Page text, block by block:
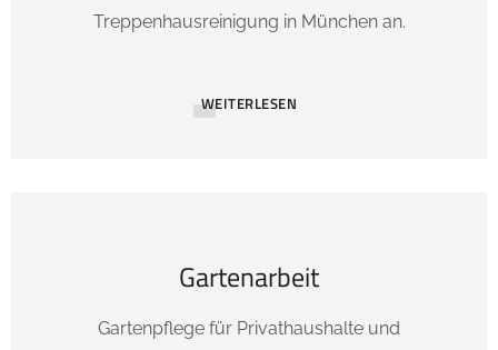
Treppenhausreinigung in München an.
WEITERLESEN
Gartenarbeit
Gartenpflege für Privathaushalte und